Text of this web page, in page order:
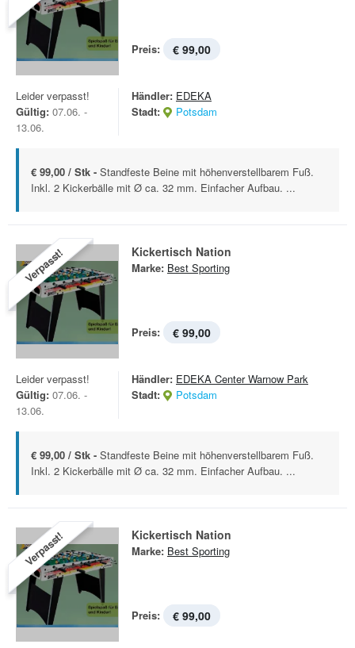
Preis: € 99,00
Leider verpasst!
Gültig: 07.06. -
13.06.
Händler: EDEKA
Stadt:
Potsdam
€ 99,00 / Stk - Standfeste Beine mit höhenverstellbarem Fuß.
Inkl. 2 Kickerbälle mit Ø ca. 32 mm. Einfacher Aufbau. ...
Verpasst! Kickertisch Nation
Marke: Best Sporting
Preis: € 99,00
Leider verpasst!
Gültig: 07.06. -
13.06.
Händler: EDEKA Center Warnow Park
Stadt:
Potsdam
€ 99,00 / Stk - Standfeste Beine mit höhenverstellbarem Fuß.
Inkl. 2 Kickerbälle mit Ø ca. 32 mm. Einfacher Aufbau. ...
Verpasst! Kickertisch Nation
Marke: Best Sporting
Preis: € 99,00